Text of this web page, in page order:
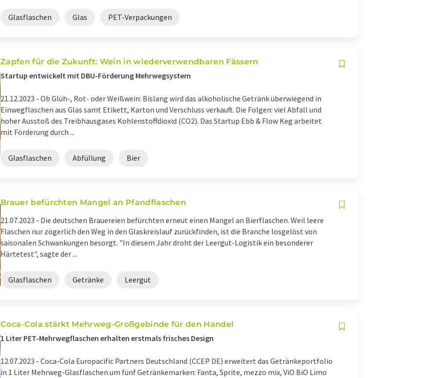
Glasflaschen Glas PET-Verpackungen
Zapfen für die Zukunft: Wein in wiederverwendbaren Fässern
Startup entwickelt mit DBU-Förderung Mehrwegsystem
21.12.2023 - Ob Glüh-, Rot- oder Weißwein: Bislang wird das alkoholische Getränk überwiegend in
Einwegflaschen aus Glas samt Etikett, Karton und Verschluss verkauft. Die Folgen: viel Abfall und
hoher Ausstoß des Treibhausgases Kohlenstoffdioxid (CO2). Das Startup Ebb & Flow Keg arbeitet
mit Förderung durch ...
Glasflaschen Abfüllung Bier
Brauer befürchten Mangel an Pfandflaschen
21.07.2023 - Die deutschen Brauereien befürchten erneut einen Mangel an Bierflaschen. Weil leere
Flaschen nur zögerlich den Weg in den Glaskreislauf zurückfinden, ist die Branche losgelöst von
saisonalen Schwankungen besorgt. "In diesem Jahr droht der Leergut-Logistik ein besonderer
Härtetest", sagte der ...
Glasflaschen Getränke Leergut
Coca-Cola stärkt Mehrweg-Großgebinde für den Handel
1 Liter PET-Mehrwegflaschen erhalten erstmals frisches Design
12.07.2023 - Coca-Cola Europacific Partners Deutschland (CCEP DE) erweitert das Getränkeportfolio
in 1 Liter Mehrweg-Glasflaschen um fünf Getränkemarken: Fanta, Sprite, mezzo mix, ViO BiO Limo